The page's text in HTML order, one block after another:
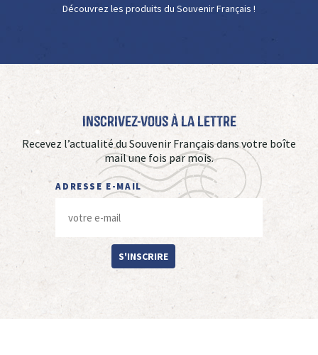
Découvrez les produits du Souvenir Français !
Inscrivez-vous à La Lettre
Recevez l’actualité du Souvenir Français dans votre boîte
mail une fois par mois.
ADRESSE E-MAIL
S'INSCRIRE